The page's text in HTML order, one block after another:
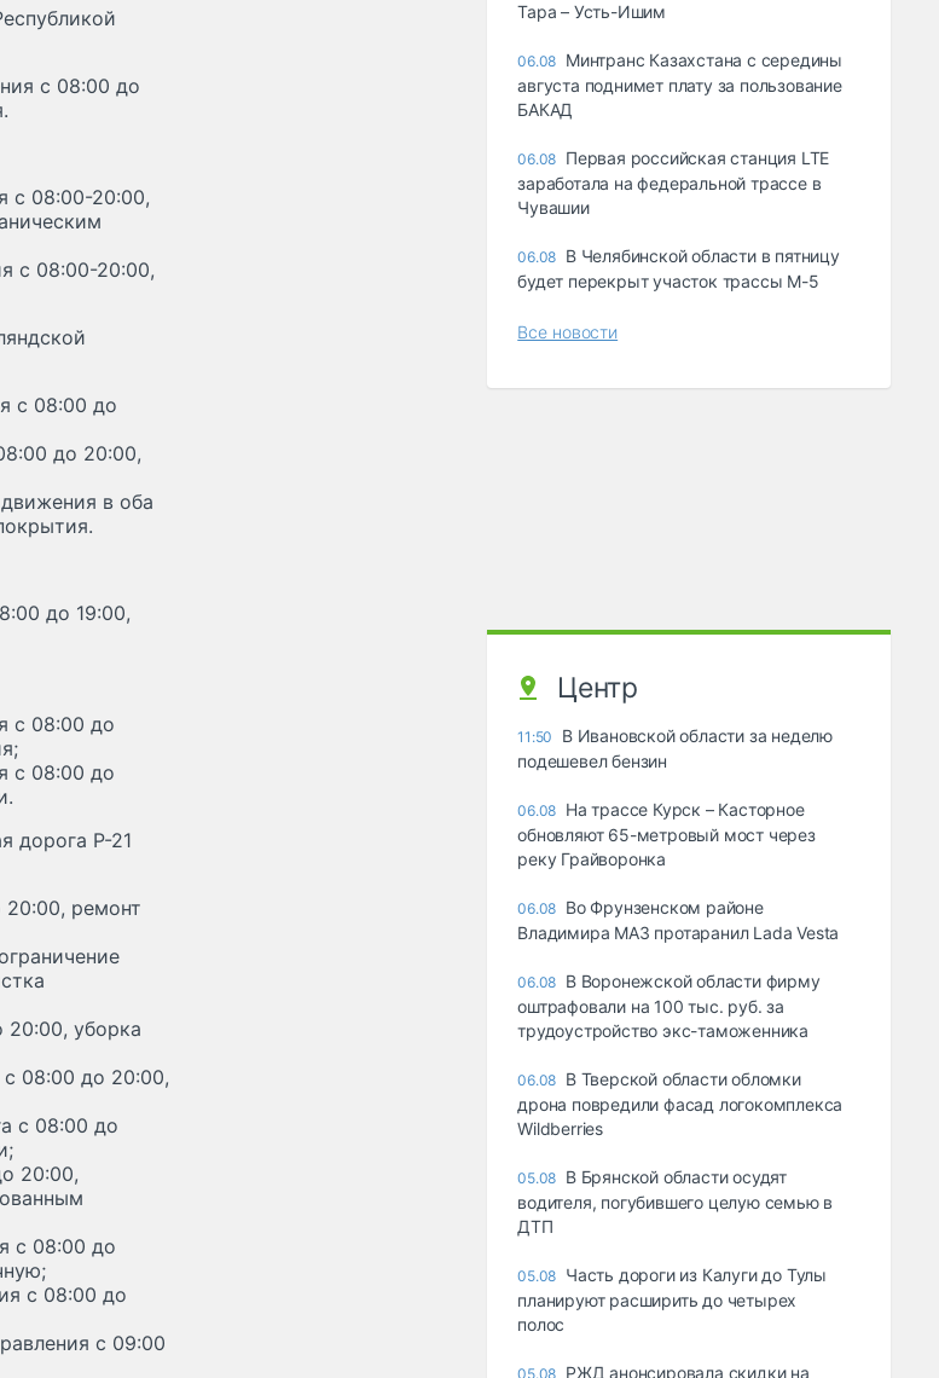
с 08:00 до
с 08:00-20:00,
с 08:00-20:00,
с 08:00 до
до 20:00,
в оба
до 19:00,
с 08:00 до
с 08:00 до
дорога Р-21
20:00, ремонт
20:00, уборка
08:00 до 20:00,
с 08:00 до
20:00,
с 08:00 до
с 08:00 до
с 09:00
Тара – Усть-Ишим
06.08 Минтранс Казахстана с середины
августа поднимет плату за пользование
БАКАД
06.08 Первая российская станция LTE
заработала на федеральной трассе в
Чувашии
06.08 В Челябинской области в пятницу
будет перекрыт участок трассы М-5
Все новости
Центр
11:50
В Ивановской области за неделю
подешевел бензин
06.08 На трассе Курск – Касторное
обновляют 65-метровый мост через
реку Грайворонка
06.08 Во Фрунзенском районе
Владимира МАЗ протаранил Lada Vesta
06.08 В Воронежской области фирму
оштрафовали на 100 тыс. руб. за
трудоустройство экс-таможенника
06.08 В Тверской области обломки
дрона повредили фасад логокомплекса
Wildberries
05.08 В Брянской области осудят
водителя, погубившего целую семью в
ДТП
05.08 Часть дороги из Калуги до Тулы
планируют расширить до четырех
полос
05.08 РЖД анонсировала скидки на